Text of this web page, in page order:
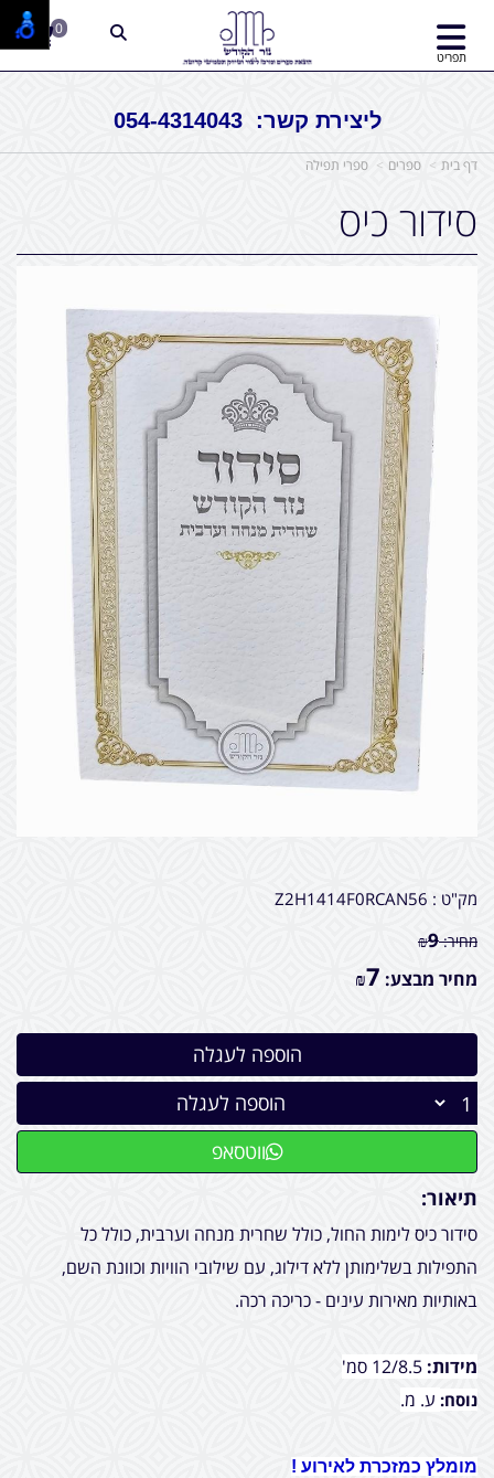
ליצירת קשר: 054-4314043
תפריט
0
דף בית ספרים ספרי תפילה
סידור כיס
מק"ט : Z2H1414F0RCAN56
מחיר: ₪9
מחיר מבצע: ₪7
הוספה לעגלה
ווטסאפ
תיאור:
סידור כיס לימות החול, כולל שחרית מנחה וערבית, כולל כל
התפילות בשלימותן ללא דילוג, עם שילובי הוויות וכוונת השם,
באותיות מאירות עינים - כריכה רכה.
מידות:
נוסח: ע. מ.
מומלץ כמזכרת לאירוע !